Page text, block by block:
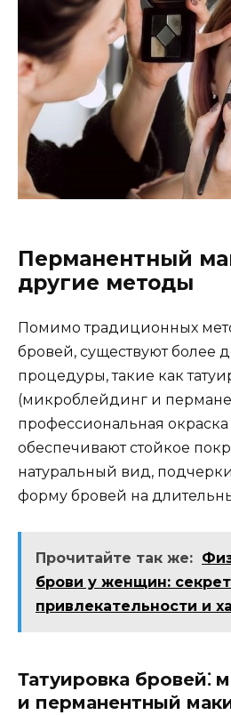
Перманентный
другиe методы
Помимо традиционных
бровей‚ существуют более
процедуры‚ такие как
(микроблейдинг и
профессиональная
обеспечивают стойкое
натуральный вид‚
форму бровей на
Прочитайте так же:
брови у женщин:
привлекательности и
Татуиpовка бровей⁚
и перманентный